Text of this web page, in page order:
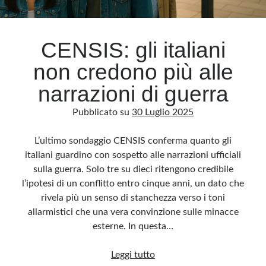
Archivio
Categorie
Questo blog non rappresenta una testata giornalistica, in quanto viene aggiornato
senza alcuna periodicità. Non può pertanto considerarsi un prodotto editoriale ai
sensi della legge n· 62 del 7.03.2001. L’autore non è responsabile di quanto
pubblicato dai lettori nei commenti ai vari post. Saranno comunque cancellati quelli
ritenuti offensivi o lesivi dell’immagine o dell’onorabilità di terzi, di genere spam,
razzisti o che contengano dati personali non conformi al rispetto delle norme sulla
privacy. Alcune immagini inserite in questo blog sono tratte da Internet e, pertanto,
considerate di pubblico dominio. Qualora la loro pubblicazione violasse eventuali
diritti d’autore, vi invito a comunicarlo via e-mail a info[at]dinovalle.it e saranno
CENSIS: gli italiani
non credono più alle
narrazioni di guerra
Pubblicato su 30 Luglio 2025
L’ultimo sondaggio CENSIS conferma quanto gli
italiani guardino con sospetto alle narrazioni ufficiali
sulla guerra. Solo tre su dieci ritengono credibile
l’ipotesi di un conflitto entro cinque anni, un dato che
rivela più un senso di stanchezza verso i toni
allarmistici che una vera convinzione sulle minacce
esterne. In questa…
Leggi tuttoCENSIS: